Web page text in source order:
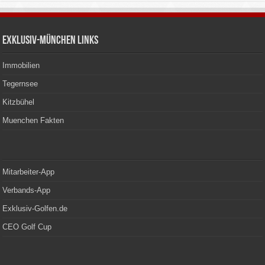
Exklusiv-München Links
Immobilien
Tegernsee
Kitzbühel
Muenchen Fakten
Mitarbeiter-App
Verbands-App
Exklusiv-Golfen.de
CEO Golf Cup